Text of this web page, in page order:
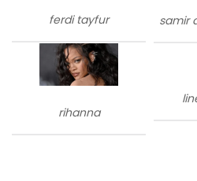
ferdi tayfur samir
rihanna